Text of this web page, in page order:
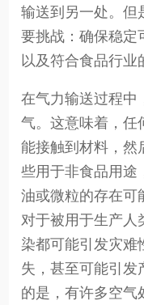
输送到另一处。但
要挑战：确保稳定
以及符合食品行业
在气力输送过程中
气。这意味着，任
能接触到材料，然
些用于非食品用途
油或微粒的存在可
对于被用于生产人
染都可能引发灾难
失，甚至可能引发
的是，有许多空气